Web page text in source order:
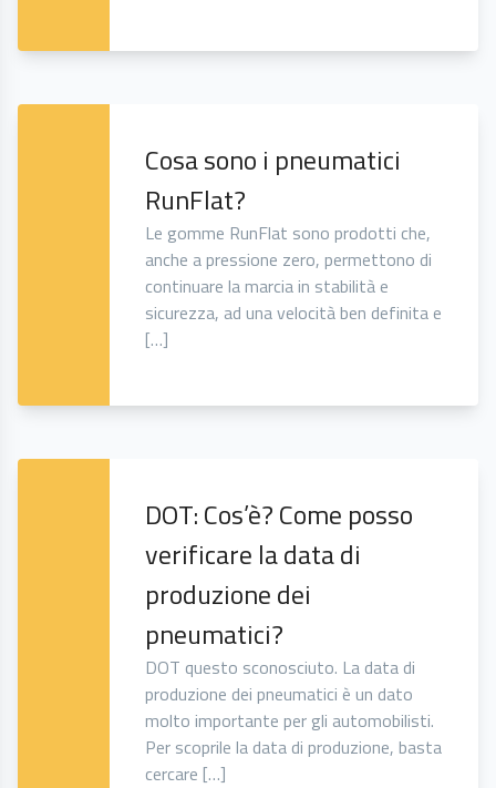
Cosa sono i pneumatici
RunFlat?
Le gomme RunFlat sono prodotti che,
anche a pressione zero, permettono di
continuare la marcia in stabilità e
sicurezza, ad una velocità ben definita e
[…]
DOT: Cos’è? Come posso
verificare la data di
produzione dei
pneumatici?
DOT questo sconosciuto. La data di
produzione dei pneumatici è un dato
molto importante per gli automobilisti.
Per scoprile la data di produzione, basta
cercare […]